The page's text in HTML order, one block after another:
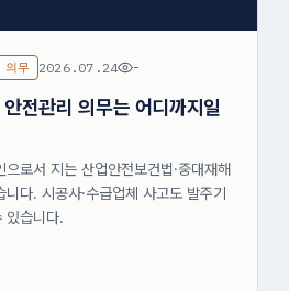
의무 2026.07.24 -
전관리 의무는 어디까지일
으로서 지는 산업안전보건법·중대재해
다. 시공사·수급업체 사고도 발주기
있습니다.